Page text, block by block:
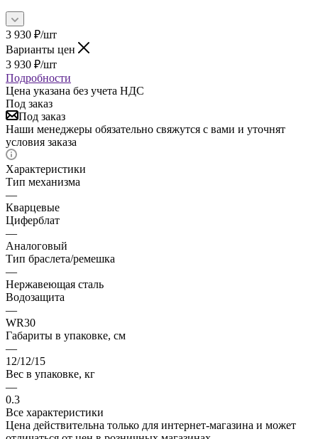
3 930 ₽/шт
Варианты цен
3 930 ₽/шт
Подробности
Цена указана без учета НДС
Под заказ
Под заказ
Наши менеджеры обязательно свяжутся с вами и уточнят
условия заказа
Характеристики
Тип механизма
—
Кварцевые
Циферблат
—
Аналоговый
Тип браслета/ремешка
—
Нержавеющая сталь
Водозащита
—
WR30
Габариты в упаковке, см
—
12/12/15
Вес в упаковке, кг
—
0.3
Все характеристики
Цена действительна только для интернет-магазина и может